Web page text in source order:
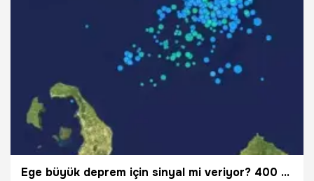
Ege büyük deprem için sinyal mi veriyor? 400 defa sallandı, profesörler adaya gitti 'Sismik aktivite artıyor'